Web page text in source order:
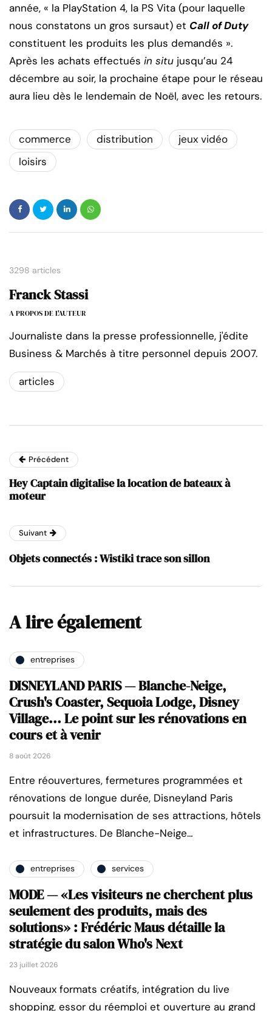
année, « la PlayStation 4, la PS Vita (pour laquelle
nous constatons un gros sursaut) et Call of Duty
constituent les produits les plus demandés ».
Après les achats effectués in situ jusqu’au 24
décembre au soir, la prochaine étape pour le réseau
aura lieu dès le lendemain de Noël, avec les retours.
commerce distribution
jeux vidéo
loisirs
3298 articles
Franck Stassi
A PROPOS DE L'AUTEUR
Journaliste dans la presse professionnelle, j'édite
Business & Marchés à titre personnel depuis 2007.
articles
Précédent
Hey Captain digitalise la location de bateaux à
moteur
Suivant
Objets connectés : Wistiki trace son sillon
A lire également
entreprises
DISNEYLAND PARIS — Blanche-Neige,
Crush's Coaster, Sequoia Lodge, Disney
Village... Le point sur les rénovations en
cours et à venir
8 août 2026
Entre réouvertures, fermetures programmées et
rénovations de longue durée, Disneyland Paris
poursuit la modernisation de ses attractions, hôtels
et infrastructures. De Blanche-Neige…
entreprises services
MODE — «Les visiteurs ne cherchent plus
seulement des produits, mais des
solutions» : Frédéric Maus détaille la
stratégie du salon Who's Next
23 juillet 2026
Nouveaux formats créatifs, intégration du live
shopping, essor du réemploi et ouverture au grand